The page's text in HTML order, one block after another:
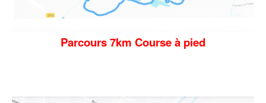
Parcours 7km Course à pied